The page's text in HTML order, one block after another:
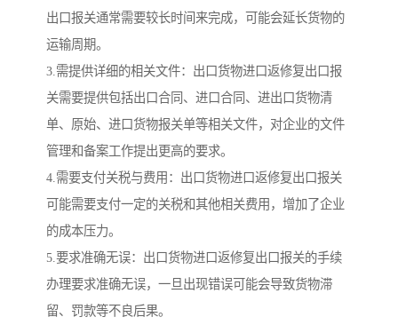
出口报关通常需要较长时间来完成，可能会延长货物的
运输周期。
3.需提供详细的相关文件：出口货物进口返修复出口报
关需要提供包括出口合同、进口合同、进出口货物清
单、原始、进口货物报关单等相关文件，对企业的文件
管理和备案工作提出更高的要求。
4.需要支付关税与费用：出口货物进口返修复出口报关
可能需要支付一定的关税和其他相关费用，增加了企业
的成本压力。
5.要求准确无误：出口货物进口返修复出口报关的手续
办理要求准确无误，一旦出现错误可能会导致货物滞
留、罚款等不良后果。